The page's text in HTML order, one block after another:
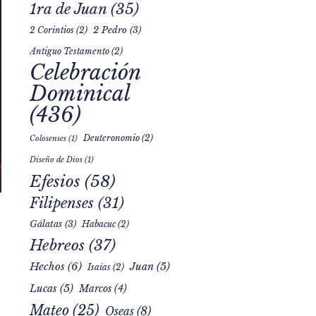
1ra de Juan(35)
2 Corintios(2) 2 Pedro(3)
Antiguo Testamento(2)
Celebración
Dominical
(436)
Colosenses(1) Deuteronomio(2)
Diseño de Dios(1)
Efesios (58)
Filipenses(31)
Gálatas(3) Habacuc(2)
Hebreos(37)
Hechos(6) Isaías(2) Juan(5)
Lucas (5) Marcos(4)
Mateo(25) Oseas(8)